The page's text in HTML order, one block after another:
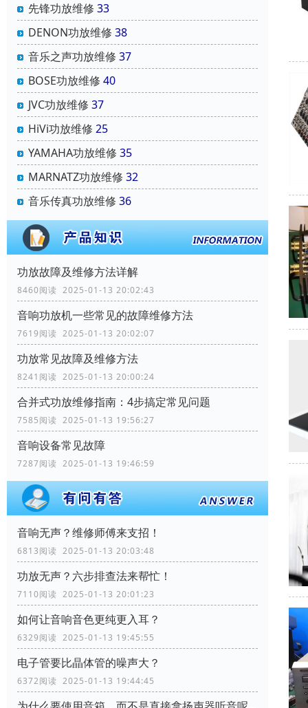
先锋功放维修 33
DENON功放维修 38
音乐之声功放维修 37
BOSE功放维修 40
JVC功放维修 37
HiVi功放维修 25
YAMAHA功放维修 35
MARNATZ功放维修 32
音乐传真功放维修 36
功放故障及维修方法详解
8460阅读 2025-01-13 20:02:43
音响功放机一些常见的故障维修方法
7619阅读 2025-01-13 20:02:07
功放常见故障及维修方法
8241阅读 2025-01-13 20:00:24
合并式功放维修指南：4步搞定常见问题
7585阅读 2025-01-13 19:56:27
音响设备常见故障
7287阅读 2025-01-13 19:46:59
音响无声？维修师傅来支招！
6813阅读 2025-01-13 20:03:48
功放无声？六步排查法来帮忙！
7110阅读 2025-01-13 20:01:23
如何让音响音色更纯更入耳？
6329阅读 2025-01-13 19:45:55
电子管要比晶体管的噪声大？
6372阅读 2025-01-13 19:44:45